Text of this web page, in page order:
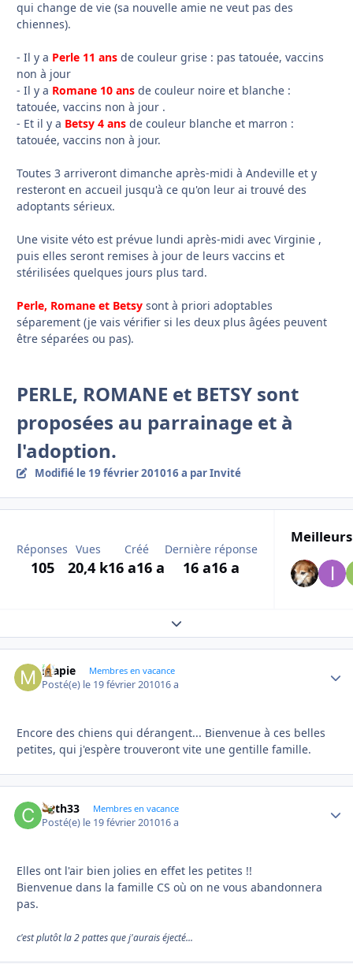
qui change de vie (sa nouvelle amie ne veut pas des
chiennes).
- Il y a Perle 11 ans de couleur grise : pas tatouée, vaccins
non à jour
- Il y a Romane 10 ans de couleur noire et blanche :
tatouée, vaccins non à jour .
- Et il y a Betsy 4 ans de couleur blanche et marron :
tatouée, vaccins non à jour.
Toutes 3 arriveront dimanche après-midi à Andeville et y
resteront en accueil jusqu'à ce qu'on leur ai trouvé des
adoptants sérieux.
Une visite véto est prévue lundi après-midi avec Virginie ,
puis elles seront remises à jour de leurs vaccins et
stérilisées quelques jours plus tard.
Perle, Romane et Betsy sont à priori adoptables
séparement (je vais vérifier si les deux plus âgées peuvent
être séparées ou pas).
PERLE, ROMANE et BETSY sont
proposées au parrainage et à
l'adoption.
Modifié le 19 février 201016 a par Invité
Réponses
105
Vues
20,4 k
Créé
16 a16 a
Dernière réponse
16 a16 a
Expand topic overview
mapie Membres en vacance
Posté(e) le 19 février 201016 a
Encore des chiens qui dérangent... Bienvenue à ces belles
petites, qui j'espère trouveront vite une gentille famille.
Cath33 Membres en vacance
Posté(e) le 19 février 201016 a
Elles ont l'air bien jolies en effet les petites !!
Bienvenue dans la famille CS où on ne vous abandonnera
pas.
c'est plutôt la 2 pattes que j'aurais éjecté...